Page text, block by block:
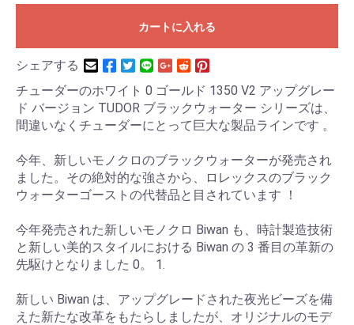
カートに入れる
シェアする
チューダーのホワイト 0 ゴールド 1350 V2 アップグレー
ド バージョン TUDOR ブラックウォーター シリーズは、
間違いなくチューダーにとって巨大な製品ラインです 。
今年、新しいモノクロのブラックウォーターが発売され
ました。その絶対的な強さから、ロレックスのブラック
ウォーターゴーストの代替品と目されています ！
今年発売された新しいモノクロ Biwan も、時計製造技術
と新しい美的スタイルにおける Biwan の 3 番目の革新の
先駆けとなりました 0。 1.
新しい Biwan は、アップグレードされた夜光ビーズを備
えた新たな改革をもたらしましたが、オリジナルのモデ